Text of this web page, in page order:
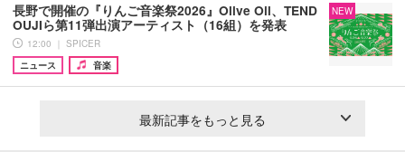
長野で開催の『りんご音楽祭2026』Olive Oil、TEND
OUJIら第11弾出演アーティスト（16組）を発表
12:00 ｜ SPICER
ニュース
音楽
NEW
最新記事をもっと見る